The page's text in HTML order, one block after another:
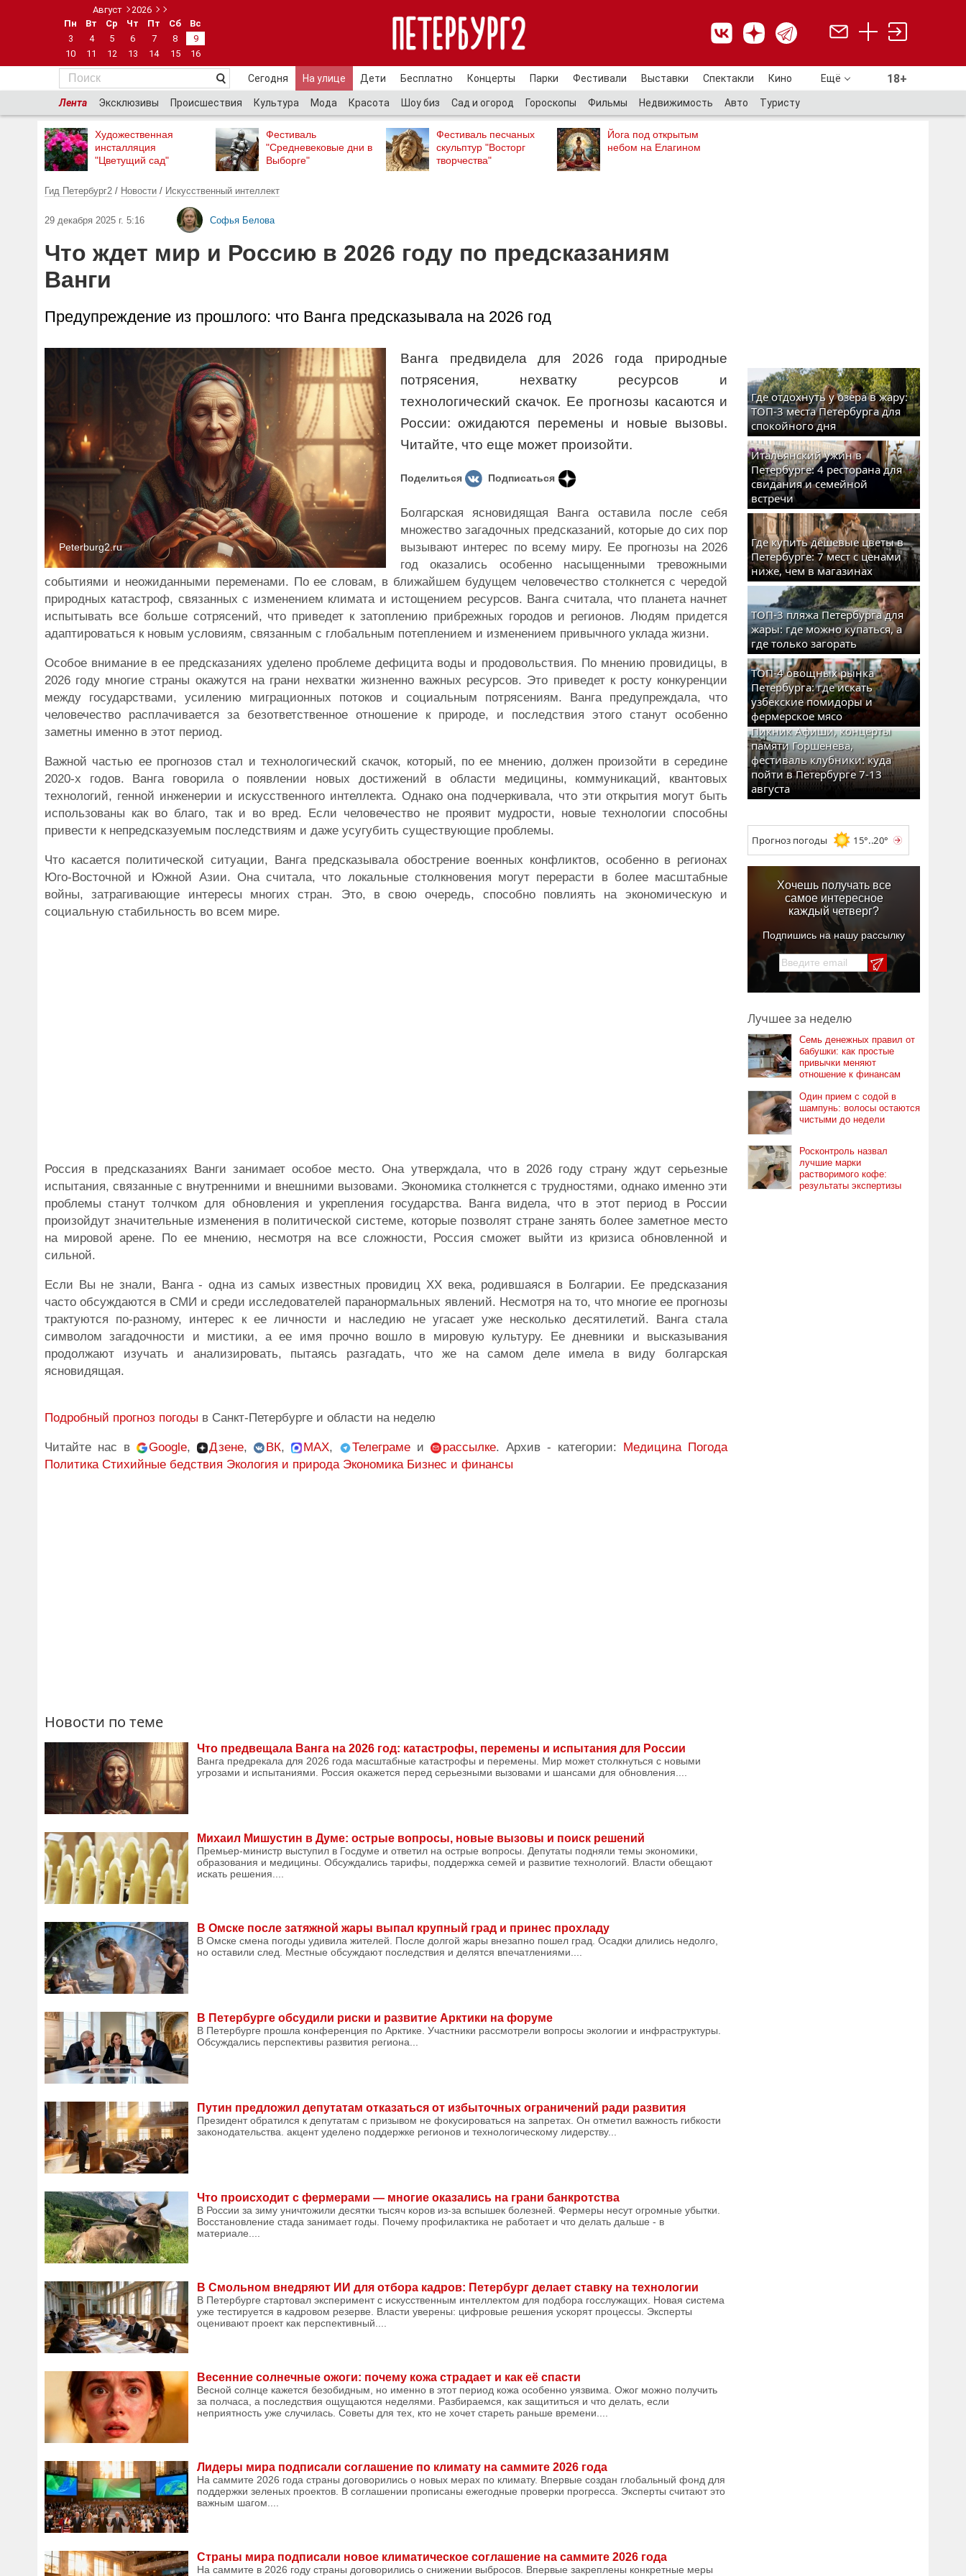
Август
2026
Пн
Вт Ср Чт Пт Сб
Вс
3
4 5 6 7 8
9
10
11 12 13 14 15 16
Сегодня На улице Дети Бесплатно Концерты Парки Фестивали Выставки Спектакли Кино Ещё 18+
Лента Эксклюзивы Происшествия Культура Мода Красота Шоу биз Сад и огород Гороскопы Фильмы Недвижимость Авто Туристу
Художественная
инсталляция
"Цветущий сад"
Фестиваль
"Средневековые дни в
Выборге"
Фестиваль песчаных
скульптур "Восторг
творчества"
Йога под открытым
небом на Елагином
Гид Петербург2 / Новости / Искусственный интеллект
29 декабря 2025 г. 5:16 Софья Белова
Что ждет мир и Россию в 2026 году по предсказаниям
Ванги
Предупреждение из прошлого: что Ванга предсказывала на 2026 год
Peterburg2.ru
Ванга предвидела для 2026 года природные
потрясения, нехватку ресурсов и
технологический скачок. Ее прогнозы касаются и
России: ожидаются перемены и новые вызовы.
Читайте, что еще может произойти.
Поделиться Подписаться
Болгарская ясновидящая Ванга оставила после себя
множество загадочных предсказаний, которые до сих пор
вызывают интерес по всему миру. Ее прогнозы на 2026
год оказались особенно насыщенными тревожными
событиями и неожиданными переменами. По ее словам, в ближайшем будущем человечество столкнется с чередой
природных катастроф, связанных с изменением климата и истощением ресурсов. Ванга считала, что планета начнет
испытывать все больше сотрясений, что приведет к затоплению прибрежных городов и регионов. Людям придется
адаптироваться к новым условиям, связанным с глобальным потеплением и изменением привычного уклада жизни.
Особое внимание в ее предсказаниях уделено проблеме дефицита воды и продовольствия. По мнению провидицы, в
2026 году многие страны окажутся на грани нехватки жизненно важных ресурсов. Это приведет к росту конкуренции
между государствами, усилению миграционных потоков и социальным потрясениям. Ванга предупреждала, что
человечество расплачивается за безответственное отношение к природе, и последствия этого станут особенно
заметны именно в этот период.
Важной частью ее прогнозов стал и технологический скачок, который, по ее мнению, должен произойти в середине
2020-х годов. Ванга говорила о появлении новых достижений в области медицины, коммуникаций, квантовых
технологий, генной инженерии и искусственного интеллекта. Однако она подчеркивала, что эти открытия могут быть
использованы как во благо, так и во вред. Если человечество не проявит мудрости, новые технологии способны
привести к непредсказуемым последствиям и даже усугубить существующие проблемы.
Что касается политической ситуации, Ванга предсказывала обострение военных конфликтов, особенно в регионах
Юго-Восточной и Южной Азии. Она считала, что локальные столкновения могут перерасти в более масштабные
войны, затрагивающие интересы многих стран. Это, в свою очередь, способно повлиять на экономическую и
социальную стабильность во всем мире.
Россия в предсказаниях Ванги занимает особое место. Она утверждала, что в 2026 году страну ждут серьезные
испытания, связанные с внутренними и внешними вызовами. Экономика столкнется с трудностями, однако именно эти
проблемы станут толчком для обновления и укрепления государства. Ванга видела, что в этот период в России
произойдут значительные изменения в политической системе, которые позволят стране занять более заметное место
на мировой арене. По ее мнению, несмотря на все сложности, Россия сможет выйти из кризиса обновленной и
сильной.
Если Вы не знали, Ванга - одна из самых известных провидиц XX века, родившаяся в Болгарии. Ее предсказания
часто обсуждаются в СМИ и среди исследователей паранормальных явлений. Несмотря на то, что многие ее прогнозы
трактуются по-разному, интерес к ее личности и наследию не угасает уже несколько десятилетий. Ванга стала
символом загадочности и мистики, а ее имя прочно вошло в мировую культуру. Ее дневники и высказывания
продолжают изучать и анализировать, пытаясь разгадать, что же на самом деле имела в виду болгарская
ясновидящая.
Подробный прогноз погоды в Санкт-Петербурге и области на неделю
Читайте нас в Google, Дзене, ВК, MAX, Телеграмеи рассылке. Архив - категории: Медицина Погода
Политика Стихийные бедствия Экология и природа Экономика Бизнес и финансы
Новости по теме
Что предвещала Ванга на 2026 год: катастрофы, перемены и испытания для России
Ванга предрекала для 2026 года масштабные катастрофы и перемены. Мир может столкнуться с новыми
угрозами и испытаниями. Россия окажется перед серьезными вызовами и шансами для обновления....
Михаил Мишустин в Думе: острые вопросы, новые вызовы и поиск решений
Премьер-министр выступил в Госдуме и ответил на острые вопросы. Депутаты подняли темы экономики,
образования и медицины. Обсуждались тарифы, поддержка семей и развитие технологий. Власти обещают
искать решения....
В Омске после затяжной жары выпал крупный град и принес прохладу
В Омске смена погоды удивила жителей. После долгой жары внезапно пошел град. Осадки длились недолго,
но оставили след. Местные обсуждают последствия и делятся впечатлениями....
В Петербурге обсудили риски и развитие Арктики на форуме
В Петербурге прошла конференция по Арктике. Участники рассмотрели вопросы экологии и инфраструктуры.
Обсуждались перспективы развития региона...
Путин предложил депутатам отказаться от избыточных ограничений ради развития
Президент обратился к депутатам с призывом не фокусироваться на запретах. Он отметил важность гибкости
законодательства. акцент уделено поддержке регионов и технологическому лидерству...
Что происходит с фермерами — многие оказались на грани банкротства
В России за зиму уничтожили десятки тысяч коров из-за вспышек болезней. Фермеры несут огромные убытки.
Восстановление стада занимает годы. Почему профилактика не работает и что делать дальше - в
материале....
В Смольном внедряют ИИ для отбора кадров: Петербург делает ставку на технологии
В Петербурге стартовал эксперимент с искусственным интеллектом для подбора госслужащих. Новая система
уже тестируется в кадровом резерве. Власти уверены: цифровые решения ускорят процессы. Эксперты
оценивают проект как перспективный....
Весенние солнечные ожоги: почему кожа страдает и как её спасти
Весной солнце кажется безобидным, но именно в этот период кожа особенно уязвима. Ожог можно получить
за полчаса, а последствия ощущаются неделями. Разбираемся, как защититься и что делать, если
неприятность уже случилась. Советы для тех, кто не хочет стареть раньше времени....
Лидеры мира подписали соглашение по климату на саммите 2026 года
На саммите 2026 года страны договорились о новых мерах по климату. Впервые создан глобальный фонд для
поддержки зеленых проектов. В соглашении прописаны ежегодные проверки прогресса. Эксперты считают это
важным шагом....
Страны мира подписали новое климатическое соглашение на саммите 2026 года
На саммите в 2026 году страны договорились о снижении выбросов. Впервые закреплены конкретные меры
Где отдохнуть у озера в жару:
ТОП-3 места Петербурга для
спокойного дня
Итальянский ужин в
Петербурге: 4 ресторана для
свидания и семейной
встречи
Где купить дешевые цветы в
Петербурге: 7 мест с ценами
ниже, чем в магазинах
ТОП-3 пляжа Петербурга для
жары: где можно купаться, а
где только загорать
ТОП-4 овощных рынка
Петербурга: где искать
узбекские помидоры и
фермерское мясо
Пикник Афиши, концерты
памяти Горшенева,
фестиваль клубники: куда
пойти в Петербурге 7-13
августа
Прогноз погоды 15°..20°
Хочешь получать все
самое интересное
каждый четверг?
Подпишись на нашу рассылку
Лучшее за неделю
Семь денежных правил от
бабушки: как простые
привычки меняют
отношение к финансам
Один прием с содой в
шампунь: волосы остаются
чистыми до недели
Росконтроль назвал
лучшие марки
растворимого кофе:
результаты экспертизы